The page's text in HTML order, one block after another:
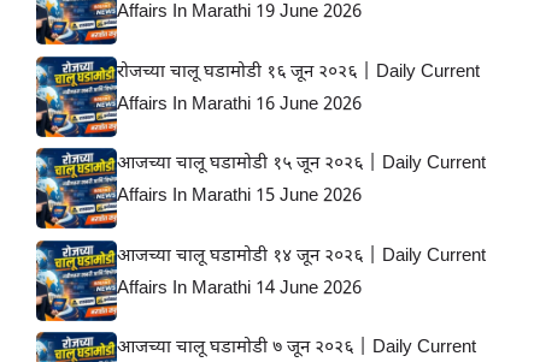
Affairs In Marathi 19 June 2026
रोजच्या चालू घडामोडी १६ जून २०२६ | Daily Current
Affairs In Marathi 16 June 2026
आजच्या चालू घडामोडी १५ जून २०२६ | Daily Current
Affairs In Marathi 15 June 2026
आजच्या चालू घडामोडी १४ जून २०२६ | Daily Current
Affairs In Marathi 14 June 2026
आजच्या चालू घडामोडी ७ जून २०२६ | Daily Current